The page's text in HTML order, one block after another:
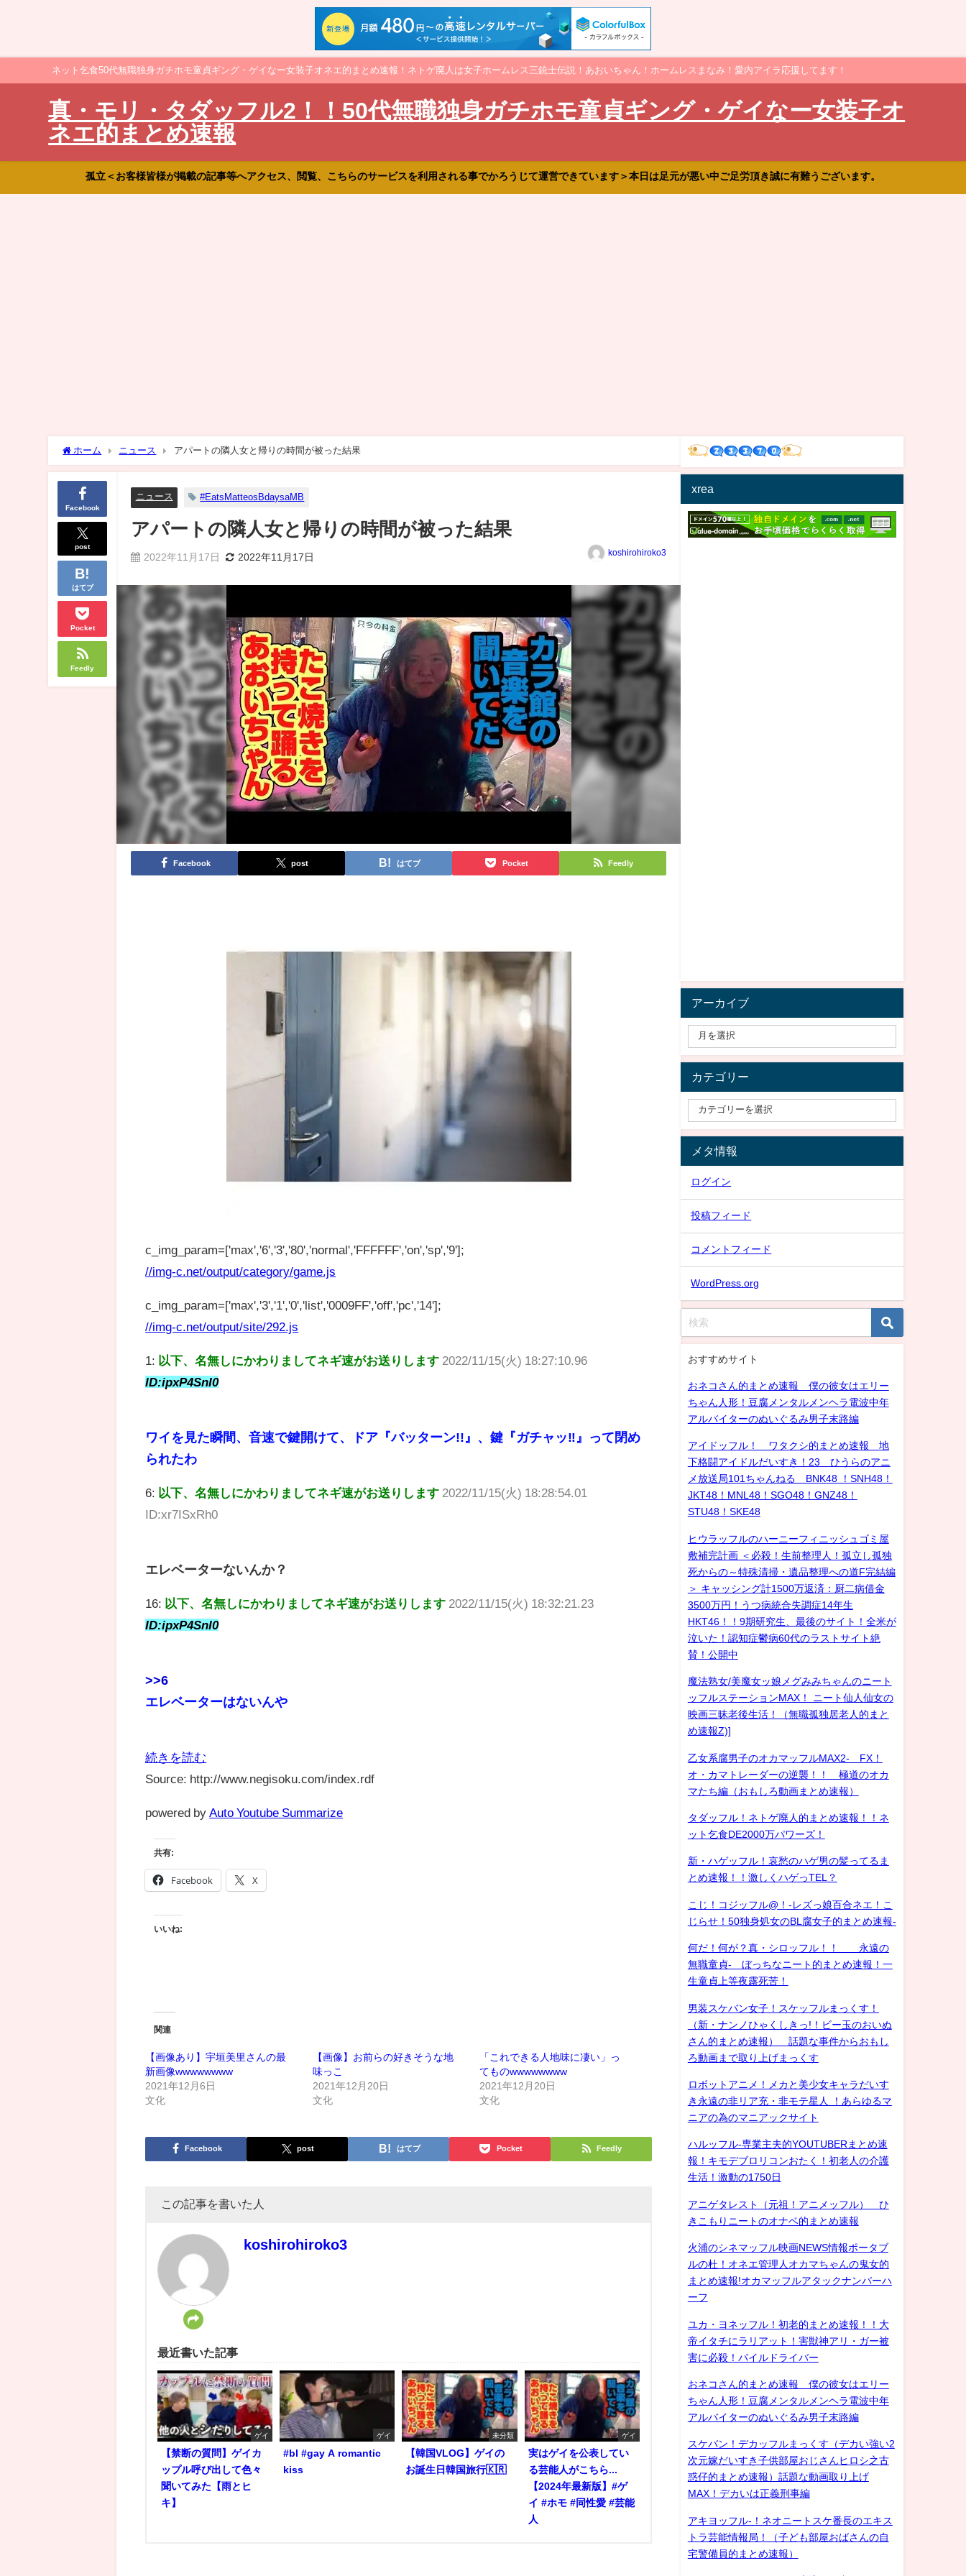
ネット乞食50代無職独身ガチホモ童貞ギング・ゲイなー女装子オネエ的まとめ速報！ネトゲ廃人は女子ホームレス三銃士伝説！あおいちゃん！ホームレスまなみ！愛内アイラ応援してます！
真・モリ・タダッフル2！！50代無職独身ガチホモ童貞ギング・ゲイなー女装子オ
ネエ的まとめ速報
孤立＜お客様皆様が掲載の記事等へアクセス、閲覧、こちらのサービスを利用される事でかろうじて運営できています＞本日は足元が悪い中ご足労頂き誠に有難うございます。
ホーム ニュース アパートの隣人女と帰りの時間が被った結果
Facebook
post
はてブ
Pocket
Feedly
ニュース #EatsMatteosBdaysaMB
アパートの隣人女と帰りの時間が被った結果
2022年11月17日 2022年11月17日 koshirohiroko3
Facebook post はてブ Pocket Feedly
c_img_param=['max','6','3','80','normal','FFFFFF','on','sp','9'];
//img-c.net/output/category/game.js
c_img_param=['max','3','1','0','list','0009FF','off','pc','14'];
//img-c.net/output/site/292.js
1: 以下、名無しにかわりましてネギ速がお送りします 2022/11/15(火) 18:27:10.96
ID:ipxP4SnI0
ワイを見た瞬間、音速で鍵開けて、ドア『バッターン!!』、鍵『ガチャッ‼︎』って閉め
られたわ
6: 以下、名無しにかわりましてネギ速がお送りします 2022/11/15(火) 18:28:54.01
ID:xr7ISxRh0
エレベーターないんか？
16: 以下、名無しにかわりましてネギ速がお送りします 2022/11/15(火) 18:32:21.23
ID:ipxP4SnI0
>>6
エレベーターはないんや
続きを読む
Source: http://www.negisoku.com/index.rdf
powered by Auto Youtube Summarize
共有:
Facebook X
いいね:
関連
【画像あり】宇垣美里さんの最
新画像wwwwwwww
2021年12月6日
文化
【画像】お前らの好きそうな地
味っこ
2021年12月20日
文化
「これできる人地味に凄い」っ
てものwwwwwwww
2021年12月20日
文化
Facebook post はてブ Pocket Feedly
この記事を書いた人
koshirohiroko3
最近書いた記事
ゲイ
【禁断の質問】ゲイカ
ップル呼び出して色々
聞いてみた【雨とヒ
キ】
ゲイ
#bl #gay A romantic
kiss
未分類
【韓国VLOG】ゲイの
お誕生日韓国旅行🇰🇷
ゲイ
実はゲイを公表してい
る芸能人がこちら...
【2024年最新版】#ゲ
イ #ホモ #同性愛 #芸能
人
xrea
アーカイブ
カテゴリー
メタ情報
ログイン
投稿フィード
コメントフィード
WordPress.org
おすすめサイト
おネコさん的まとめ速報 僕の彼女はエリー
ちゃん人形！豆腐メンタルメンヘラ電波中年
アルバイターのぬいぐるみ男子末路編
アイドッフル！ ワタクシ的まとめ速報 地
下格闘アイドルだいすき！23 ひうらのアニ
メ放送局101ちゃんねる BNK48 ！SNH48！
JKT48！MNL48！SGO48！GNZ48！
STU48！SKE48
ヒウラッフルのハーニーフィニッシュゴミ屋
敷補完計画 ＜必殺！生前整理人！孤立し孤独
死からの～特殊清掃・遺品整理への道F完結編
＞ キャッシング計1500万返済：厨二病借金
3500万円！うつ病統合失調症14年生
HKT46！！9期研究生、最後のサイト！全米が
泣いた！認知症鬱病60代のラストサイト絶
賛！公開中
魔法熟女/美魔女ッ娘メグみみちゃんのニート
ッフルステーションMAX！ ニート仙人仙女の
映画三昧老後生活！（無職孤独居老人的まと
め速報Z)]
乙女系腐男子のオカマッフルMAX2- FX！
オ・カマトレーダーの逆襲！！ 極道のオカ
マたち編（おもしろ動画まとめ速報）
タダッフル！ネトゲ廃人的まとめ速報！！ネ
ット乞食DE2000万パワーズ！
新・ハゲッフル！哀愁のハゲ男の髪ってるま
とめ速報！！激しくハゲっTEL？
こじ！コジッフル@！-レズっ娘百合ネエ！こ
じらせ！50独身処女のBL腐女子的まとめ速報-
何だ！何が？真・シロッフル！！ 永遠の
無職童貞- ぼっちなニート的まとめ速報！一
生童貞上等夜露死苦！
男装スケバン女子！スケッフルまっくす！
（新・ナンノひゃくしきっ!！ビー玉のおいぬ
さん的まとめ速報） 話題な事件からおもし
ろ動画まで取り上げまっくす
ロボットアニメ！メカと美少女キャラだいす
き永遠の非リア充・非モテ星人 ！あらゆるマ
ニアの為のマニアックサイト
ハルッフル-専業主夫的YOUTUBERまとめ速
報！キモデブロリコンおたく！初老人の介護
生活！激動の1750日
アニゲタレスト（元祖！アニメッフル） ひ
きこもりニートのオナベ的まとめ速報
火浦のシネマッフル映画NEWS情報ポータブ
ルの杜！オネエ管理人オカマちゃんの鬼女的
まとめ速報!オカマッフルアタックナンバーハ
ーフ
ユカ・ヨネッフル！初老的まとめ速報！！大
帝イタチにラリアット！害獣神アリ・ガー被
害に必殺！パイルドライバー
おネコさん的まとめ速報 僕の彼女はエリー
ちゃん人形！豆腐メンタルメンヘラ電波中年
アルバイターのぬいぐるみ男子末路編
スケバン！デカッフルまっくす（デカい強い2
次元嫁だいすき子供部屋おじさんヒロシ之古
惑仔的まとめ速報）話題な動画取り上げ
MAX！デカいは正義刑事編
アキヨッフル-！ネオニートスケ番長のエキス
トラ芸能情報局！（子ども部屋おばさんの自
宅警備員的まとめ速報）